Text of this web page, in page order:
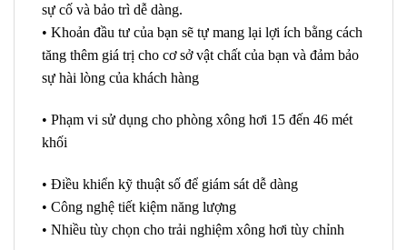
sự cố và bảo trì dễ dàng.
• Khoản đầu tư của bạn sẽ tự mang lại lợi ích bằng cách
tăng thêm giá trị cho cơ sở vật chất của bạn và đảm bảo
sự hài lòng của khách hàng
• Phạm vi sử dụng cho phòng xông hơi 15 đến 46 mét
khối
• Điều khiển kỹ thuật số để giám sát dễ dàng
• Công nghệ tiết kiệm năng lượng
• Nhiều tùy chọn cho trải nghiệm xông hơi tùy chỉnh